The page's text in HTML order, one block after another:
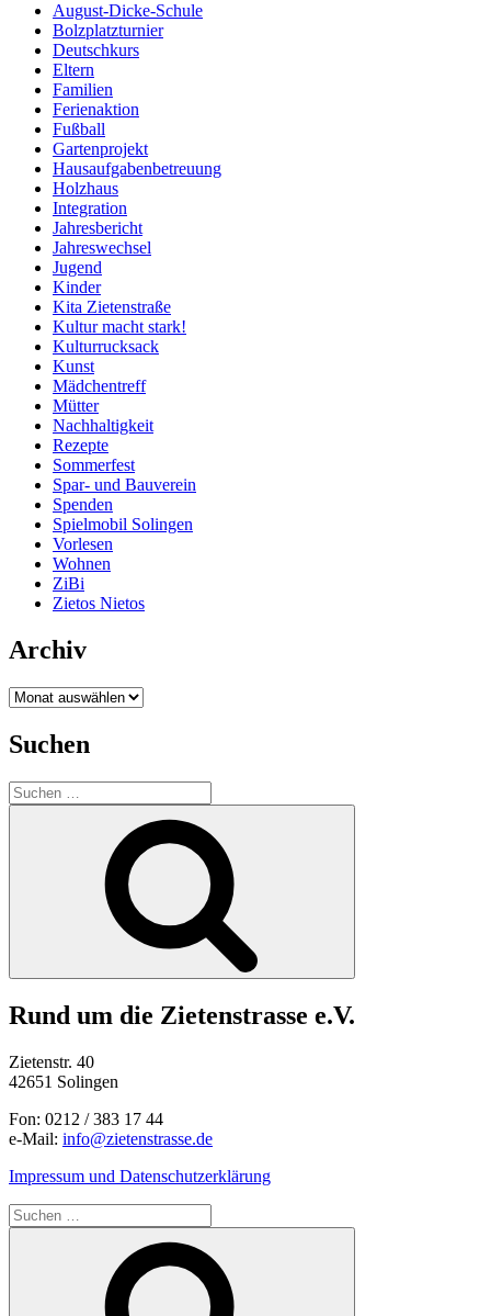
August-Dicke-Schule
Bolzplatzturnier
Deutschkurs
Eltern
Familien
Ferienaktion
Fußball
Gartenprojekt
Hausaufgabenbetreuung
Holzhaus
Integration
Jahresbericht
Jahreswechsel
Jugend
Kinder
Kita Zietenstraße
Kultur macht stark!
Kulturrucksack
Kunst
Mädchentreff
Mütter
Nachhaltigkeit
Rezepte
Sommerfest
Spar- und Bauverein
Spenden
Spielmobil Solingen
Vorlesen
Wohnen
ZiBi
Zietos Nietos
Archiv
Archiv
Suchen
Suchen
nach:
Rund um die Zietenstrasse e.V.
Zietenstr. 40
42651 Solingen
Fon: 0212 / 383 17 44
e-Mail: info@zietenstrasse.de
Impressum und Datenschutzerklärung
Suchen
nach: